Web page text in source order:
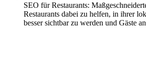
SEO für Restaurants:
Restaurants dabei zu helfen, in ihrer
besser sichtbar zu werden und Gäste